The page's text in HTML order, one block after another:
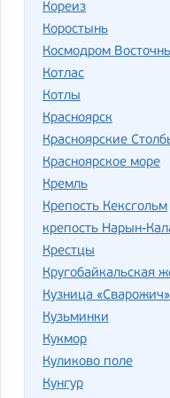
Кореиз
Коростынь
Космодром
Котлас
Котлы
Красноярск
Красноярские
Красноярское море
Кремль
Крепость Кексгольм
крепость Нарын-
Крестцы
Кругобайкальская
Кузница «Сварожич»
Кузьминки
Кукмор
Куликово поле
Кунгур